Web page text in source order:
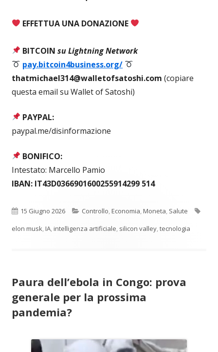
EFFETTUA UNA DONAZIONE
BITCOIN su Lightning Network
pay.bitcoin4business.org/
thatmichael314@walletofsatoshi.com (copiare
questa email su Wallet of Satoshi)
PAYPAL:
paypal.me/disinformazione
BONIFICO:
Intestato: Marcello Pamio
IBAN: IT43D0366901600255914299 514
Pubblicato
15 Giugno 2026 Categorie
Controllo,Economia,Moneta, Salute
elon musk,IA,intelligenza artificiale, silicon valley,tecnologia
Paura dell’ebola in Congo: prova
generale per la prossima
pandemia?